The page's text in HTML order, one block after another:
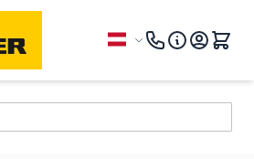
Sprache